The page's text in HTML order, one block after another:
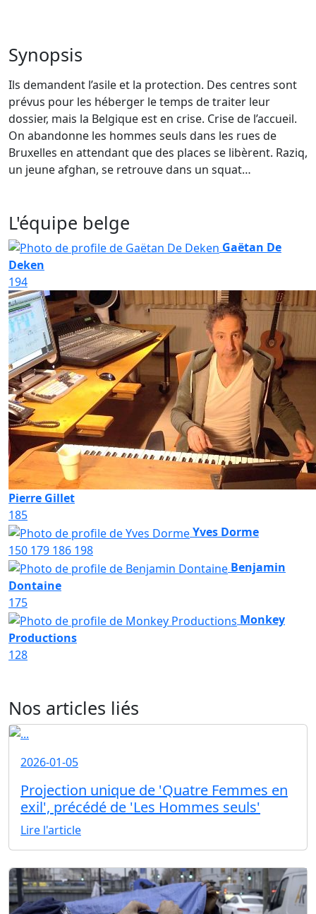
Synopsis
Ils demandent l’asile et la protection. Des centres sont
prévus pour les héberger le temps de traiter leur
dossier, mais la Belgique est en crise. Crise de l’accueil.
On abandonne les hommes seuls dans les rues de
Bruxelles en attendant que des places se libèrent. Raziq,
un jeune afghan, se retrouve dans un squat…
L'équipe belge
Gaëtan De
Deken
194
Pierre Gillet
185
Yves Dorme
150 179 186 198
Benjamin
Dontaine
175
Monkey
Productions
128
Nos articles liés
2026-01-05
Projection unique de 'Quatre Femmes en
exil', précédé de 'Les Hommes seuls'
Lire l'article